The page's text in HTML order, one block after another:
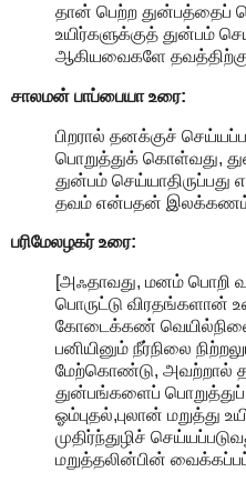
தான் பெற்ற துன்பத்தைப்
உயிர்களுக்குத் துன்பம்
ஆகியவைகளே தவத்திற்கு
சாலமன் பாப்பையா உரை:
பிறரால் தனக்குச்
பொறுத்துக் கொள்வது,
துன்பம்
தவம் என்பதன்
பரிமேலழகர் உரை:
[அஃதாவது, மனம் பொறி
பொருட்டு விரதங்களான்
கோடைக்கண் வெயில்நிலை
பனியினும் நீர்நிலை
மேற்கொண்டு, அவற்றால்
துன்பங்களைப் பொறுத்துப்
ஓம்புதல்,புலான் மறுத்து
முதிர்ந்துழிச்
மறுத்தலின்பின்